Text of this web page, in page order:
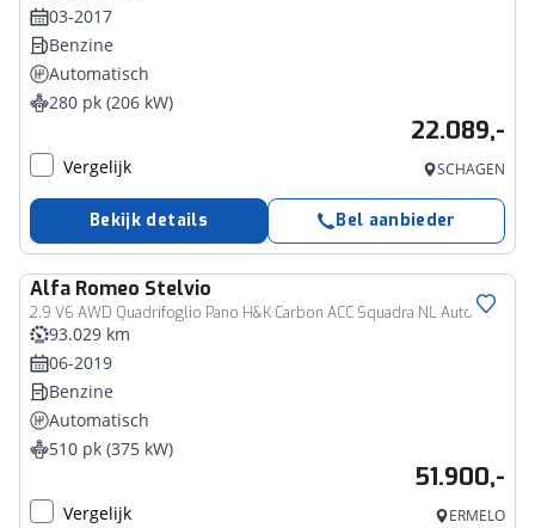
03-2017
Benzine
Automatisch
280 pk (206 kW)
22.089,-
Vergelijk SCHAGEN
Bekijk details Bel aanbieder
Alfa Romeo Stelvio
2.9 V6 AWD Quadrifoglio Pano H&K Carbon ACC Squadra NL Auto
93.029 km
06-2019
Benzine
Automatisch
510 pk (375 kW)
51.900,-
Vergelijk ERMELO